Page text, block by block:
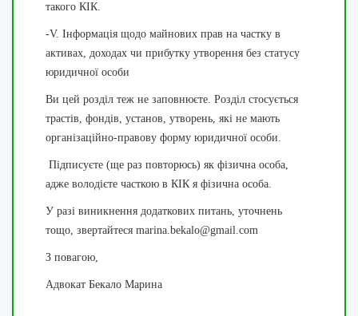
такого КІК.
-V. Інформація щодо майнових прав на частку в
активах, доходах чи прибутку утворення без статусу
юридичної особи
Ви цей розділ теж не заповнюєте. Розділ стосується
трастів, фондів, установ, утворень, які не мають
організаційно-правову форму юридичної особи.
Підписуєте (ще раз повторюсь) як фізична особа,
адже володієте часткою в КІК я фізична особа.
У разі виникнення додаткових питань, уточнень
тощо, звертайтеся marina.bekalo@gmail.com
З повагою,
Адвокат Бекало Марина